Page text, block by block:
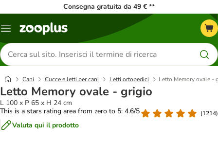
Consegna gratuita da 49 € **
Overview
Cerca
prodotti
Cani Cucce e letti per cani Letti ortopedici Letto Memory ovale -
Letto Memory ovale - grigio
L 100 x P 65 x H 24 cm
This is a stars rating area from zero to 5: 4.6/5
(1214)
Valuta qui il prodotto